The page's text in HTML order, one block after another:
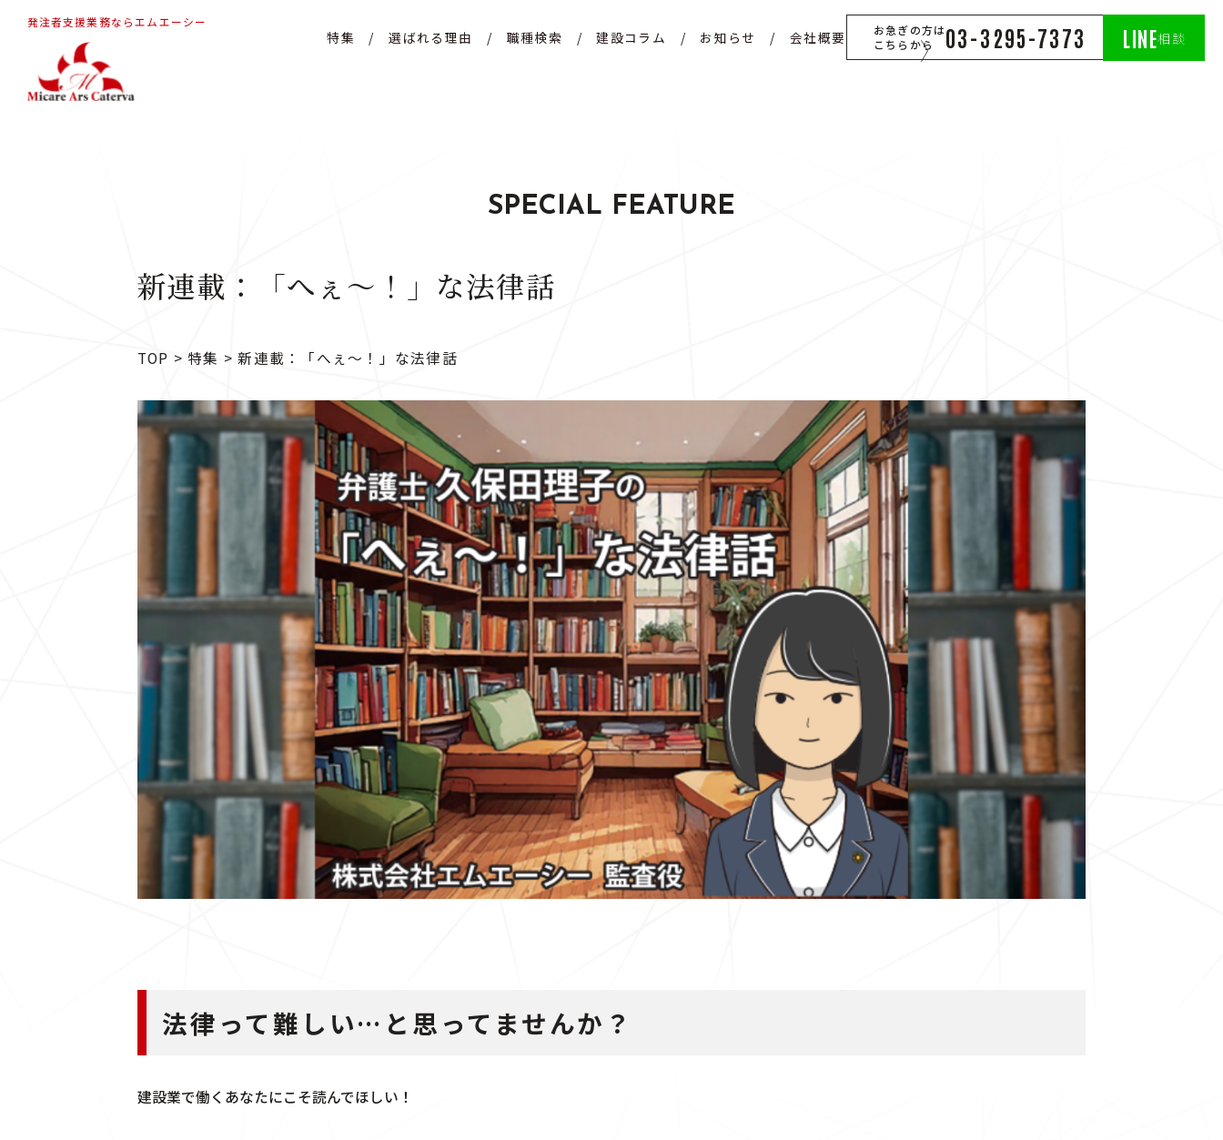
発注者支援業務ならエムエーシー
特集 /選ばれる理由 / 職種検索 /建設コラム / お知らせ / 会社概要
お急ぎの方は
こちらから
03-3295-7373 LINE相談
SPECIAL FEATURE
新連載：「へぇ〜！」な法律話
TOP > 特集 >新連載：「へぇ〜！」な法律話
法律って難しい…と思ってませんか？
建設業で働くあなたにこそ読んでほしい！